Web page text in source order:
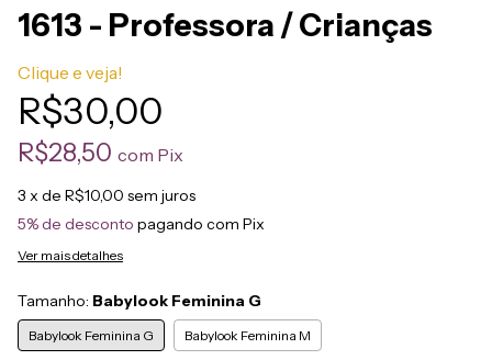
1613 - Professora / Crianças
Clique e veja!
R$30,00
R$28,50 com Pix
3 x de R$10,00 sem juros
5% de desconto pagando com Pix
Ver mais detalhes
Tamanho: Babylook Feminina G
Babylook Feminina G Babylook Feminina M